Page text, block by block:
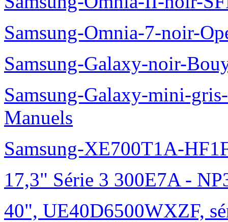
Samsung-Omnia-7-noir-
Samsung-Galaxy-noir-
Samsung-Galaxy-mini-
Manuels
Samsung-XE700T1A-
17,3" Série 3 300E7A -
40", UE40D6500WXZF,